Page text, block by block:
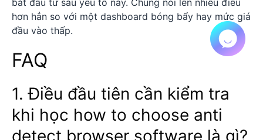
hơn hẳn so với một dashboard bóng bẩy hay mức giá
đầu vào thấp.
FAQ
1. Điều đầu tiên cần kiểm tra
khi học how to choose anti
detect browser software là gì?